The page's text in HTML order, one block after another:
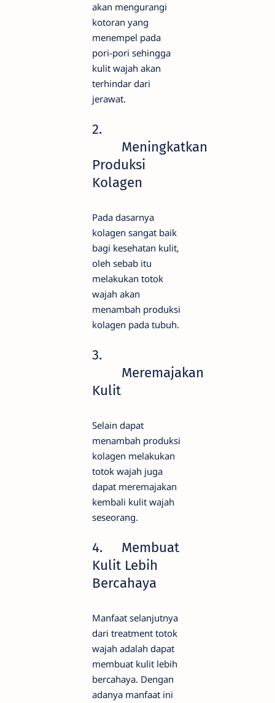
akan mengurangi
kotoran yang
menempel pada
pori-pori sehingga
kulit wajah akan
terhindar dari
jerawat.
2.
Meningkatkan
Produksi
Kolagen
Pada dasarnya
kolagen sangat baik
bagi kesehatan kulit,
oleh sebab itu
melakukan totok
wajah akan
menambah produksi
kolagen pada tubuh.
3.
Meremajakan
Kulit
Selain dapat
menambah produksi
kolagen melakukan
totok wajah juga
dapat meremajakan
kembali kulit wajah
seseorang.
4.
Membuat
Kulit Lebih
Bercahaya
Manfaat selanjutnya
dari treatment totok
wajah adalah dapat
membuat kulit lebih
bercahaya. Dengan
adanya manfaat ini